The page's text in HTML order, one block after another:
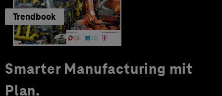
Trendbook
Smarter Manufacturing mit
Plan.